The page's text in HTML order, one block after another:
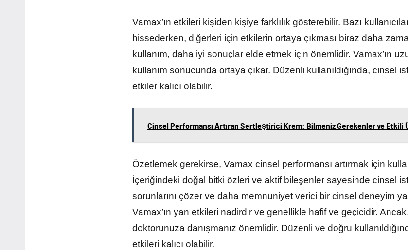
Vamax’ın etkileri kişiden kişiye farklılık gösterebilir. Bazı
hissederken, diğerleri için etkilerin ortaya çıkması biraz daha
kullanım, daha iyi sonuçlar elde etmek için önemlidir. Vamax’ın
kullanım sonucunda ortaya çıkar. Düzenli kullanıldığında, cinsel
etkiler kalıcı olabilir.
Cinsel Performansı Artıran Sertleştirici Krem: Bilmeniz Gerekenler ve Etkili
Özetlemek gerekirse, Vamax cinsel performansı artırmak için
İçeriğindeki doğal bitki özleri ve aktif bileşenler sayesinde cinsel
sorunlarını çözer ve daha memnuniyet verici bir cinsel deneyim
Vamax’ın yan etkileri nadirdir ve genellikle hafif ve geçicidir.
doktorunuza danışmanız önemlidir. Düzenli ve doğru
etkileri kalıcı olabilir.